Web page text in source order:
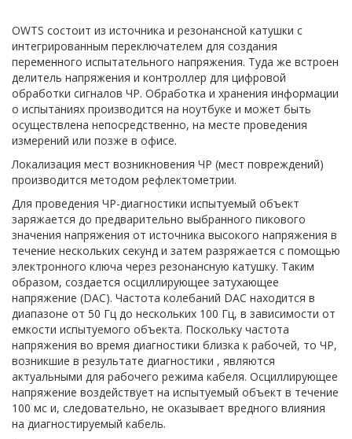
OWTS cостоит из источника и резонансной катушки с
интегрированным переключателем для создания
переменного испытательного напряжения. Туда же встроен
делитель напряжения и контроллер для цифровой
обработки сигналов ЧР. Обработка и хранения информации
о испытаниях производится на ноутбуке и может быть
осуществлена непосредственно, на месте проведения
измерений или позже в офисе.
Локализация мест возникновения ЧР (мест повреждений)
производится методом рефлектометрии.
Для проведения ЧР-диагностики испытуемый объект
заряжается до предварительно выбранного пикового
значения напряжения от источника высокого напряжения в
течение нескольких секунд и затем разряжается с помощью
электронного ключа через резонансную катушку. Таким
образом, создается осциллирующее затухающее
напряжение (DAC). Частота колебаний DAC находится в
диапазоне от 50 Гц до нескольких 100 Гц, в зависимости от
емкости испытуемого объекта. Поскольку частота
напряжения во время диагностики близка к рабочей, то ЧР,
возникшие в результате диагностики , являются
актуальными для рабочего режима кабеля. Осциллирующее
напряжение воздействует на испытуемый объект в течение
100 мс и, следовательно, не оказывает вредного влияния
на диагностируемый кабель.